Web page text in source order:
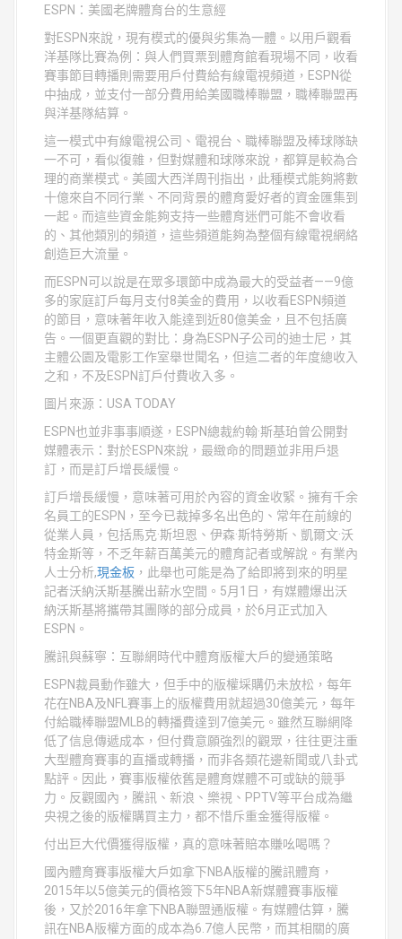
ESPN：美國老牌體育台的生意經
對ESPN來說，現有模式的優與劣集為一體。以用戶觀看
洋基隊比賽為例：與人們買票到體育館看現場不同，收看
賽事節目轉播則需要用戶付費給有線電視頻道，ESPN從
中抽成，並支付一部分費用給美國職棒聯盟，職棒聯盟再
與洋基隊結算。
這一模式中有線電視公司、電視台、職棒聯盟及棒球隊缺
一不可，看似復雜，但對媒體和球隊來說，都算是較為合
理的商業模式。美國大西洋周刊指出，此種模式能夠將數
十億來自不同行業、不同背景的體育愛好者的資金匯集到
一起。而這些資金能夠支持一些體育迷們可能不會收看
的、其他類別的頻道，這些頻道能夠為整個有線電視網絡
創造巨大流量。
而ESPN可以說是在眾多環節中成為最大的受益者——9億
多的家庭訂戶每月支付8美金的費用，以收看ESPN頻道
的節目，意味著年收入能達到近80億美金，且不包括廣
告。一個更直觀的對比：身為ESPN子公司的迪士尼，其
主體公園及電影工作室舉世聞名，但這二者的年度總收入
之和，不及ESPN訂戶付費收入多。
圖片來源：USA TODAY
ESPN也並非事事順遂，ESPN總裁約翰·斯基珀曾公開對
媒體表示：對於ESPN來說，最緻命的問題並非用戶退
訂，而是訂戶增長緩慢。
訂戶增長緩慢，意味著可用於內容的資金收緊。擁有千余
名員工的ESPN，至今已裁掉多名出色的、常年在前線的
從業人員，包括馬克·斯坦恩、伊森·斯特勞斯、凱爾文·沃
特金斯等，不乏年薪百萬美元的體育記者或解說。有業內
人士分析,現金板 ，此舉也可能是為了給即將到來的明星
記者沃納沃斯基騰出薪水空間。5月1日，有媒體爆出沃
納沃斯基將攜帶其團隊的部分成員，於6月正式加入
ESPN。
騰訊與蘇寧：互聯網時代中體育版權大戶的變通策略
ESPN裁員動作雖大，但手中的版權埰購仍未放松，每年
花在NBA及NFL賽事上的版權費用就超過30億美元，每年
付給職棒聯盟MLB的轉播費達到7億美元。雖然互聯網降
低了信息傳遞成本，但付費意願強烈的觀眾，往往更注重
大型體育賽事的直播或轉播，而非各類花邊新聞或八卦式
點評。因此，賽事版權依舊是體育媒體不可或缺的競爭
力。反觀國內，騰訊、新浪、樂視、PPTV等平台成為繼
央視之後的版權購買主力，都不惜斥重金獲得版權。
付出巨大代價獲得版權，真的意味著賠本賺吆喝嗎？
國內體育賽事版權大戶如拿下NBA版權的騰訊體育，
2015年以5億美元的價格簽下5年NBA新媒體賽事版權
後，又於2016年拿下NBA聯盟通版權。有媒體估算，騰
訊在NBA版權方面的成本為6.7億人民幣，而其相關的廣